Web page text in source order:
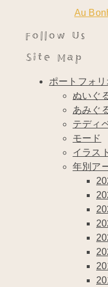
Au
Follow Us
Site Map
ポートフォリ
ぬいぐ
あみぐ
テディ
モード
イラス
年別ア